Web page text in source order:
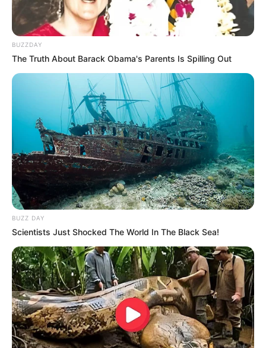
Fail! 10 Potret Makanan Gagal
Dimasak yang Bikin Kamu
Nggak Selera
Mainstream yang Konyol
Banget
BUZZDAY
The Truth About Barack Obama's Parents Is Spilling Out
BUZZ DAY
Scientists Just Shocked The World In The Black Sea!